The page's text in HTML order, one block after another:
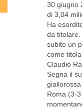
30 giugno
di 3,04
Ha
da
subito un
come
Claudio
Segna il
Roma (3-